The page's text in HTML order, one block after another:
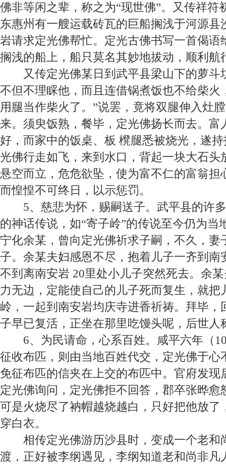
佛非等闲之辈，称之为“现世佛”。又传祥符
东惠州有一艘运载砖瓦的巨船搁浅于河源县
岩请求定光佛帮忙。定光古佛书写一首偈语
搁浅的船上，船只莫名其妙地拔动，顺利航
又传定光佛某日到武平县梁山下的萝斗
不但不理睬他，而且连借锅煮饭也不给柴火
用腿当作柴火了。”说罢，竟将双腿伸入灶
来。须臾饭熟，餐毕，定光佛扬长而去。富
好，而家中的饭桌、板 櫈腿悉被烧光，遂
光佛行走如飞，来到水口，背起一块大石头
悬空而立，危危欲坠，使为富不仁的富翁担
而惶惶不可终日，以示惩罚。
5、慈悲为怀，赐嗣送子。 武平县的许
的神话传说，如“寄子岭”的传说至今仍为当
宁化余某，曾向定光佛祈求子嗣，不久，妻
子。余某夫妇感恩不尽，抱着儿子一齐到南
不到离南安岩 20里处小儿子突然死去。余
力无边，定能使自己的儿子死而复生，就把
岭，一起到南安岩均庆寺进香祈祷。拜毕，
子早已复活，正坐在那里吃馒头呢，后世人
6、为民请命，心系百姓。 咸平六年（
征收布匹，则由当地百姓代交，定光佛于心
免征布匹的信夹在上交的布匹中。官府发现
定光佛询问，定光佛拒不回答，郡卒张晔愈
可是火烧尽了衲帽越烧越白，只好把他放了
穿白衣。
相传定光佛游历沙县时，变成一个老和
渡，正好被李纲遇见，李纲知道老和尚非凡